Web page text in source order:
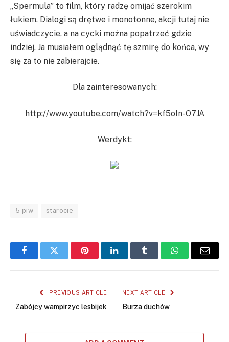
„Spermula” to film, który radzę omijać szerokim
łukiem. Dialogi są drętwe i monotonne, akcji tutaj nie
uświadczycie, a na cycki można popatrzeć gdzie
indziej. Ja musiałem oglądnąć tę szmirę do końca, wy
się za to nie zabierajcie.
Dla zainteresowanych:
http://www.youtube.com/watch?v=kf5oIn-O7JA
Werdykt:
5 piw starocie
FacebookTwitter PinterestLinkedInTumblr WhatsAppEmail
PREVIOUS ARTICLE
Zabójcy wampirzyc lesbijek
NEXT ARTICLE
Burza duchów